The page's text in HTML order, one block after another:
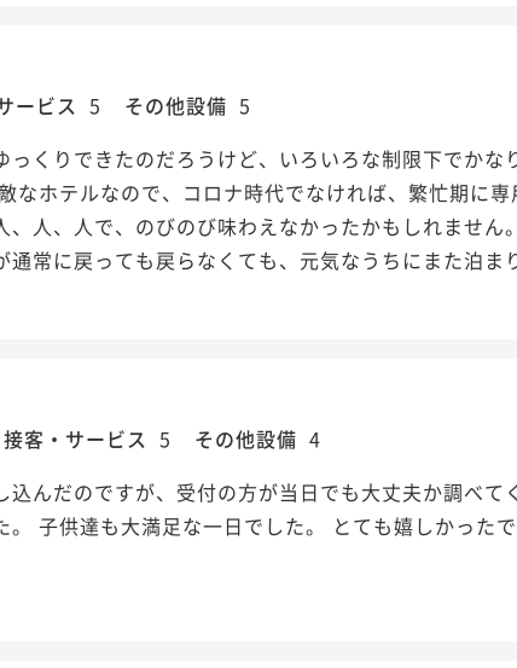
ービス 5 その他設備 5
くりできたのだろうけど、いろいろな制限下でかな
なホテルなので、コロナ時代でなければ、繁忙期に専
人、人で、のびのび味わえなかったかもしれません
常に戻っても戻らなくても、元気なうちにまた泊ま
接客・サービス 5 その他設備 4
んだのですが、受付の方が当日でも大丈夫か調べて
子供達も大満足な一日でした。 とても嬉しかったで